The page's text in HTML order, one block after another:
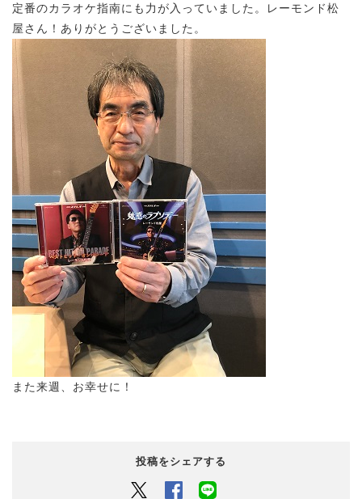
定番のカラオケ指南にも力が入っていました。レーモンド松
屋さん！ありがとうございました。
また来週、お幸せに！
投稿をシェアする
Twitter Facebook